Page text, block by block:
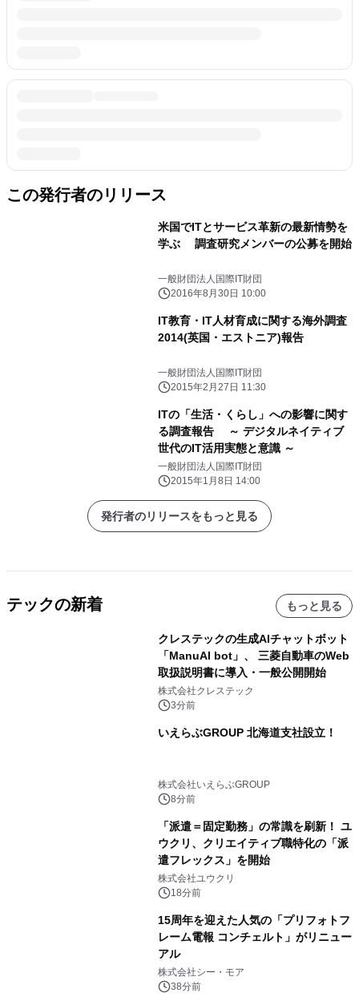
この発行者のリリース
米国でITとサービス革新の最新情勢を
学ぶ 調査研究メンバーの公募を開始
一般財団法人国際IT財団
2016年8月30日 10:00
IT教育・IT人材育成に関する海外調査
2014(英国・エストニア)報告
一般財団法人国際IT財団
2015年2月27日 11:30
ITの「生活・くらし」への影響に関す
る調査報告 ～ デジタルネイティブ
世代のIT活用実態と意識 ～
一般財団法人国際IT財団
2015年1月8日 14:00
発行者のリリースをもっと見る
テックの新着 もっと見る
クレステックの生成AIチャットボット
「ManuAI bot」、 三菱自動車のWeb
取扱説明書に導入・一般公開開始
株式会社クレステック
3分前
いえらぶGROUP 北海道支社設立！
株式会社いえらぶGROUP
8分前
「派遣＝固定勤務」の常識を刷新！ ユ
ウクリ、クリエイティブ職特化の「派
遣フレックス」を開始
株式会社ユウクリ
18分前
15周年を迎えた人気の「プリフォトフ
レーム電報 コンチェルト」がリニュー
アル
株式会社シー・モア
38分前